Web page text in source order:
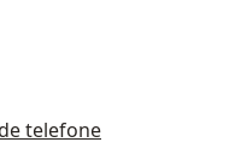
telefone